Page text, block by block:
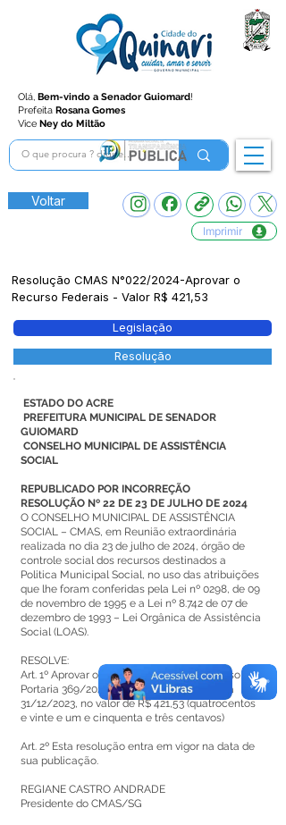
Olá, Bem-vindo a Senador Guiomard!
Prefeita Rosana Gomes
Vice Ney do Miltão
Voltar
Imprimir
Resolução CMAS N°022/2024-Aprovar o
Recurso Federais - Valor R$ 421,53
Legislação
Resolução
ESTADO DO ACRE
PREFEITURA MUNICIPAL DE SENADOR
GUIOMARD
CONSELHO MUNICIPAL DE ASSISTÊNCIA
SOCIAL
REPUBLICADO POR INCORREÇÃO
RESOLUÇÃO Nº 22 DE 23 DE JULHO DE 2024
O CONSELHO MUNICIPAL DE ASSISTÊNCIA
SOCIAL – CMAS, em Reunião extraordinária
realizada no dia 23 de julho de 2024, órgão de
controle social dos recursos destinados a
Politica Municipal Social, no uso das atribuições
que lhe foram conferidas pela Lei nº 0298, de 09
de novembro de 1995 e a Lei nº 8.742 de 07 de
dezembro de 1993 – Lei Orgânica de Assistência
Social (LOAS).
RESOLVE:
Art. 1º Aprovar o Recurso Federais / Recurso
Portaria 369/2020-EPI Com saldo em conta
31/12/2023, no valor de R$ 421,53 (quatrocentos
e vinte e um e cinquenta e três centavos)
Art. 2º Esta resolução entra em vigor na data de
sua publicação.
REGIANE CASTRO ANDRADE
Presidente do CMAS/SG